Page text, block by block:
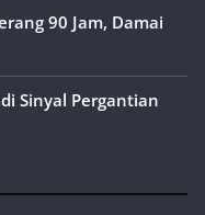
90 Jam, Damai
Sinyal Pergantian